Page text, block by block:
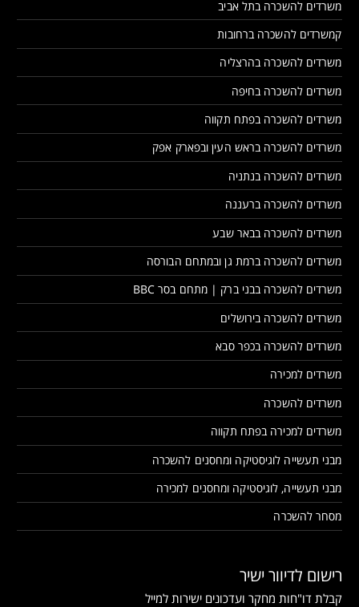
משרדים להשכרה בתל אביב
קמשרדים להשכרה ברחובות
משרדים להשכרה בהרצליה
משרדים להשכרה בחיפה
משרדים להשכרה בפתח תקווה
משרדים להשכרה בראש העין ובפארק אפק
משרדים להשכרה בנתניה
משרדים להשכרה ברעננה
משרדים להשכרה בבאר שבע
משרדים להשכרה ברמת גן ובמתחם הבורסה
משרדים להשכרה בבני ברק | מתחם בסר BBC
משרדים להשכרה בירושלים
משרדים להשכרה בכפר סבא
משרדים למכירה
משרדים להשכרה
משרדים למכירה בפתח תקווה
מבני תעשייה לוגיסטיקה ומחסנים להשכרה
מבני תעשייה, לוגיסטיקה ומחסנים למכירה
מסחר להשכרה
רישום לדיוור ישיר
קבלת דו"חות מחקר ועדכונים ישירות למייל